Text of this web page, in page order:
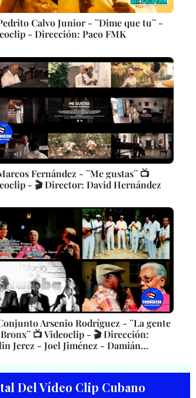
Calvo Junior - ¨Dime que tu¨ -
- Dirección: Paco FMK
Fernández - ¨Me gustas¨ 📺
- 🎬 Director: David Hernández
Arsenio Rodríguez - ¨La gente
📺 Videoclip - 🎬 Dirección:
Jerez - Joel Jiménez - Damián
Del Vídeo Clip Cubano